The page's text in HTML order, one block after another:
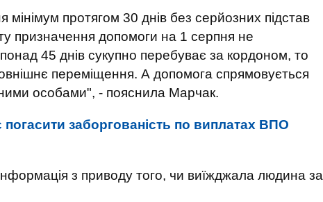
протягом 30 днів без серйозних підстав
призначення допомоги на 1 серпня не
45 днів сукупно перебуває за кордоном, то
переміщення. А допомога спрямовується
особами", - пояснила Марчак.
погасити заборгованість по виплатах ВПО
з приводу того, чи виїжджала людина за